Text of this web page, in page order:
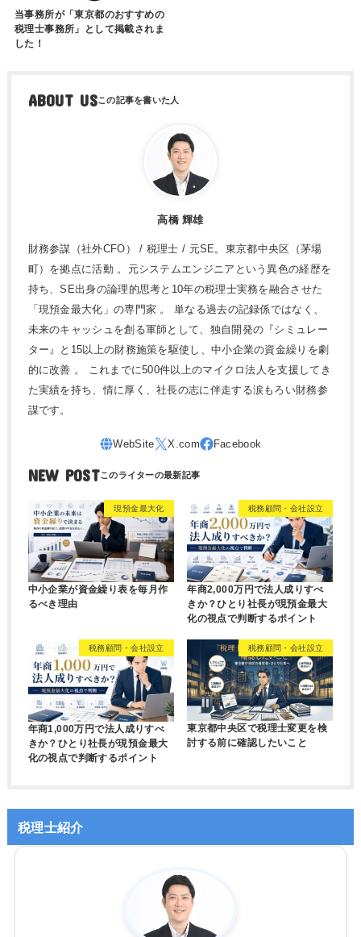
当事務所が「東京都のおすすめの
税理士事務所」として掲載されま
した！
ABOUT US
高橋 輝雄
財務参謀（社外CFO） / 税理士 / 元SE。東京都中央区（茅場
町）を拠点に活動 。元システムエンジニアという異色の経歴を
持ち、SE出身の論理的思考と10年の税理士実務を融合させた
「現預金最大化」の専門家 。 単なる過去の記録係ではなく、
未来のキャッシュを創る軍師として、独自開発の『シミュレー
ター』と15以上の財務施策を駆使し、中小企業の資金繰りを劇
的に改善 。 これまでに500件以上のマイクロ法人を支援してき
た実績を持ち、情に厚く、社長の志に伴走する涙もろい財務参
謀です。
NEW POST
現預金最大化
中小企業が資金繰り表を毎月作
るべき理由
税務顧問・会社設立
年商2,000万円で法人成りすべ
きか？ひとり社長が現預金最大
化の視点で判断するポイント
税務顧問・会社設立
年商1,000万円で法人成りすべ
きか？ひとり社長が現預金最大
化の視点で判断するポイント
税務顧問・会社設立
東京都中央区で税理士変更を検
討する前に確認したいこと
税理士紹介